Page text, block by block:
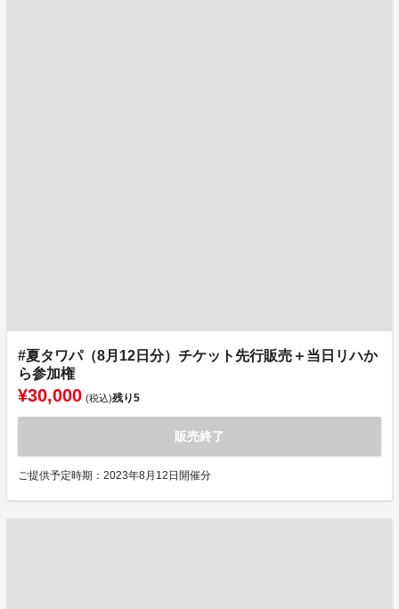
#夏タワパ（8月12日分）チケット先行販売＋当日リハか
ら参加権
¥30,000 (税込)残り5
販売終了
ご提供予定時期：2023年8月12日開催分